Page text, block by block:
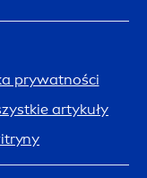
prywatności
artykuły